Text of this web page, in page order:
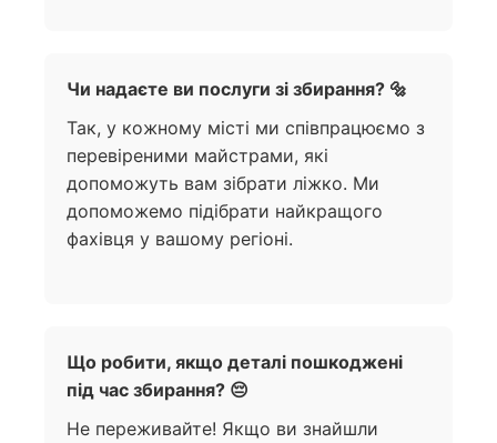
Чи надаєте ви послуги зі збирання? 🔩
Так, у кожному місті ми співпрацюємо з
перевіреними майстрами, які
допоможуть вам зібрати ліжко. Ми
допоможемо підібрати найкращого
фахівця у вашому регіоні.
Що робити, якщо деталі пошкоджені
під час збирання? 😔
Не переживайте! Якщо ви знайшли